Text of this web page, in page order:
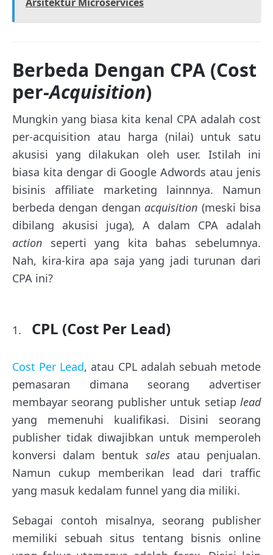
Berbeda Dengan CPA (Cost
per-Acquisition)
Mungkin yang biasa kita kenal CPA adalah cost
per-acquisition atau harga (nilai) untuk satu
akusisi yang dilakukan oleh user. Istilah ini
biasa kita dengar di Google Adwords atau jenis
bisinis affiliate marketing lainnnya. Namun
berbeda dengan dengan acquisition (meski bisa
dibilang akusisi juga), A dalam CPA adalah
action seperti yang kita bahas sebelumnya.
Nah, kira-kira apa saja yang jadi turunan dari
CPA ini?
CPL (Cost Per Lead)
Cost Per Lead, atau CPL adalah sebuah metode
pemasaran dimana seorang advertiser
membayar seorang publisher untuk setiap lead
yang memenuhi kualifikasi. Disini seorang
publisher tidak diwajibkan untuk memperoleh
konversi dalam bentuk salesatau penjualan.
Namun cukup memberikan lead dari traffic
yang masuk kedalam funnel yang dia miliki.
Sebagai contoh misalnya, seorang publisher
memiliki sebuah situs tentang bisnis online